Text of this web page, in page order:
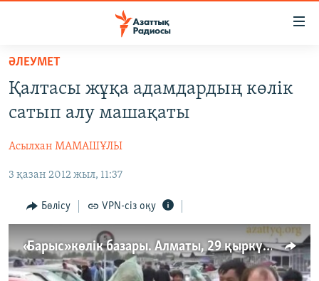
Skip
main
content
to
Navigation
САЯСАТ
ҚАҢТАР ОҚИҒАСЫ
АДАМ ҚҰҚЫҚТАРЫ
ӘЛЕУМЕТ
ӘЛЕМ
АРНАЙЫ ЖОБАЛАР
ӘЛЕУМЕТ
Қалтасы жұқа адамдардың көлік
сатып алу машақаты
Асылхан МАМАШҰЛЫ
3 қазан 2012 жыл, 11:37
Бөлісу VPN-сіз оқу
«Барыс» көлiк базары. Алматы, 29 қыркүйек 2012 жыл.